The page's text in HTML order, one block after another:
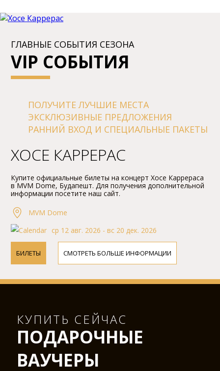
ГЛАВНЫЕ СОБЫТИЯ СЕЗОНА
VIP СОБЫТИЯ
ПОЛУЧИТЕ ЛУЧШИЕ МЕСТА
ЭКСКЛЮЗИВНЫЕ ПРЕДЛОЖЕНИЯ
РАННИЙ ВХОД И СПЕЦИАЛЬНЫЕ ПАКЕТЫ
ХОСЕ КАРРЕРАС
Купите официальные билеты на концерт Хосе Каррераса
в MVM Dome, Будапешт. Для получения дополнительной
информации посетите наш сайт.
MVM Dome
ср 12 авг. 2026 - вс 20 дек. 2026
БИЛЕТЫ СМОТРЕТЬ БОЛЬШЕ ИНФОРМАЦИИ
КУПИТЬ СЕЙЧАС
ПОДАРОЧНЫЕ
ВАУЧЕРЫ